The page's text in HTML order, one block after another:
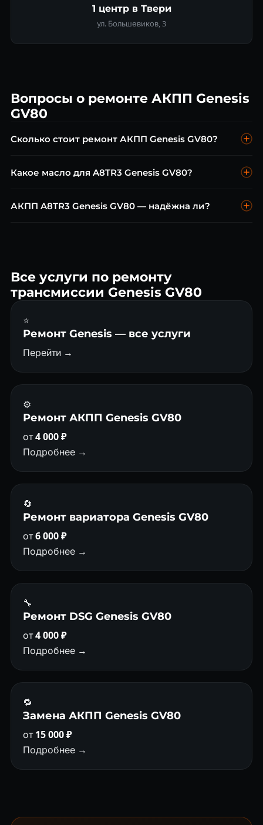
1 центр в Твери
ул. Большевиков, 3
Вопросы о ремонте АКПП Genesis
GV80
Сколько стоит ремонт АКПП Genesis GV80?
Ремонт гидроблока от 12 000 ₽. Капитальный ремонт от 35
Какое масло для A8TR3 Genesis GV80?
~8,5 л. Замена каждые 60 000 км.
АКПП A8TR3 Genesis GV80 — надёжна ли?
Все услуги по ремонту
трансмиссии Genesis GV80
⭐
Ремонт Genesis — все услуги
Перейти →
⚙️
Ремонт АКПП Genesis GV80
от4 000 ₽
Подробнее →
🔄
Ремонт вариатора Genesis GV80
от6 000 ₽
Подробнее →
🔧
Ремонт DSG Genesis GV80
от4 000 ₽
Подробнее →
🔁
Замена АКПП Genesis GV80
от15 000 ₽
Подробнее →